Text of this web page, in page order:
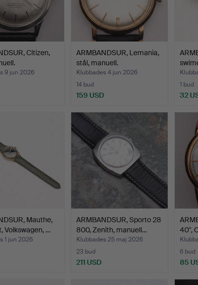
Citizen,
9 jun 2026
ARMBANDSUR, Lemania,
stål, manuell.
Klubbades 4 jun 2026
14 bud
159 USD
1 bud
32
Mauthe,
Volkswagen, …
1 jun 2026
ARMBANDSUR, Sporto 28
800, Zenith, manuell…
Klubbades 25 maj 2026
23 bud
211 USD
40",
6 bud
85